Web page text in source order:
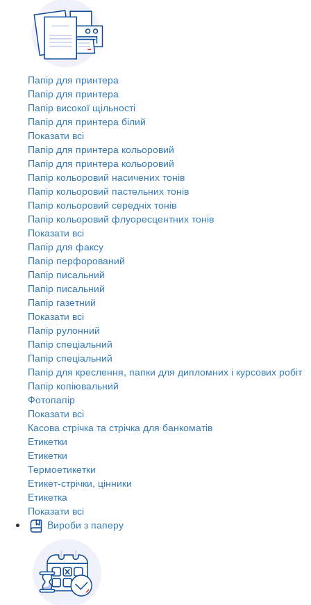
Папір для принтера
Папір для принтера
Папір високої щільності
Папір для принтера білий
Показати всі
Папір для принтера кольоровий
Папір для принтера кольоровий
Папір кольоровий насичених тонів
Папір кольоровий пастельних тонів
Папір кольоровий середніх тонів
Папір кольоровий флуоресцентних тонів
Показати всі
Папір для факсу
Папір перфорований
Папір писальний
Папір писальний
Папір газетний
Показати всі
Папір рулонний
Папір спеціальний
Папір спеціальний
Папір для креслення, папки для дипломних і курсових робіт
Папір копіювальний
Фотопапір
Показати всі
Касова стрічка та стрічка для банкоматів
Етикетки
Етикетки
Термоетикетки
Етикет-стрічки, цінники
Етикетка
Показати всі
Вироби з паперу